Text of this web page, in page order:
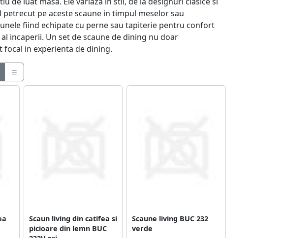
pe aceste scaune in timpul meselor sau
fiind echipate cu perne sau tapiterie pentru confort
incaperii. Un set de scaune de dining nu doar
in experienta de dining.
Scaun living din catifea si
picioare din lemn BUC
Scaune living BUC 232
verde